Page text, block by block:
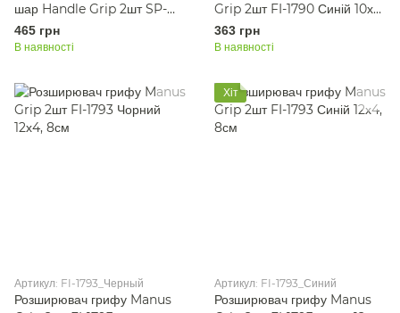
шар Handle Grip 2шт SP-
Sport FI-1789 Чорний 6,5см
465 грн
В наявності
Grip 2шт FI-1790 Синій 10х4,
8см
363 грн
В наявності
Артикул: FI-1793_Черный
Розширювач грифу Manus
Хіт
Артикул: FI-1793_Синий
Розширювач грифу Manus